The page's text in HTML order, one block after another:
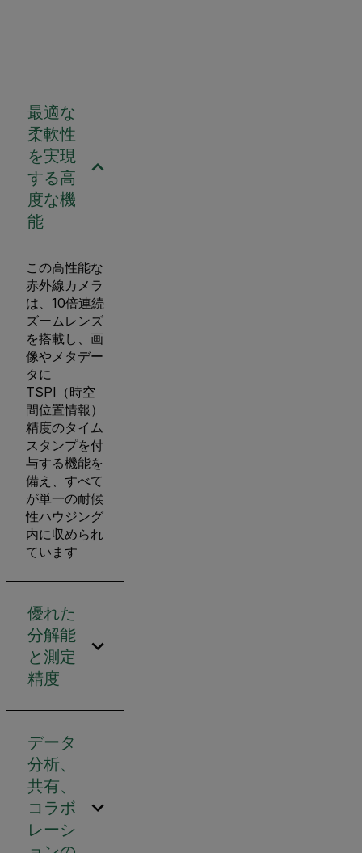
最適な
柔軟性
を実現
する高
度な機
能
この高性能な
赤外線カメラ
は、10倍連続
ズームレンズ
を搭載し、画
像やメタデー
タに
TSPI（時空
間位置情報）
精度のタイム
スタンプを付
与する機能を
備え、すべて
が単一の耐候
性ハウジング
内に収められ
ています
優れた
分解能
と測定
精度
データ
分析、
共有、
コラボ
レーシ